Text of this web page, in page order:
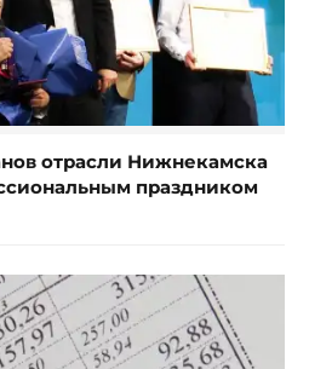
отрасли Нижнекамска
праздником